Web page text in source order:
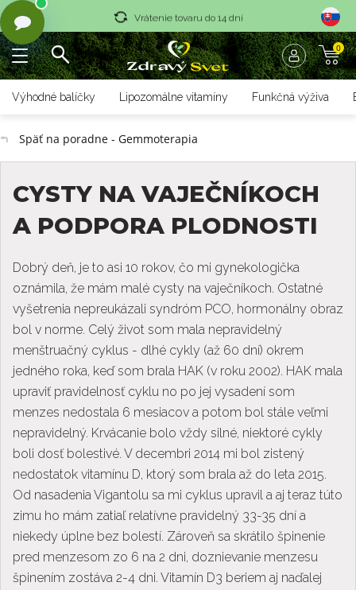
Vrátenie tovaru do 14 dní
Rýchle dodanie <36 hod 0
Výhodné balíčky Lipozomálne vitamíny Funkčná výživa
Späť na poradne - Gemmoterapia
CYSTY NA VAJEČNÍKOCH
A PODPORA PLODNOSTI
Dobrý deň, je to asi 10 rokov, čo mi gynekologička
oznámila, že mám malé cysty na vaječníkoch. Ostatné
vyšetrenia nepreukázali syndróm PCO, hormonálny obraz
bol v norme. Celý život som mala nepravidelný
menštruačný cyklus - dlhé cykly (až 60 dní) okrem
jedného roka, keď som brala HAK (v roku 2002). HAK mala
upraviť pravidelnosť cyklu no po jej vysadení som
menzes nedostala 6 mesiacov a potom bol stále veľmi
nepravidelný. Krvácanie bolo vždy silné, niektoré cykly
boli dosť bolestivé. V decembri 2014 mi bol zistený
nedostatok vitamínu D, ktorý som brala až do leta 2015.
Od nasadenia Vigantolu sa mi cyklus upravil a aj teraz túto
zimu ho mám zatiaľ relatívne pravidelný 33-35 dní a
niekedy úplne bez bolestí. Zároveň sa skrátilo špinenie
pred menzesom zo 6 na 2 dni, doznievanie menzesu
špinením zostáva 2-4 dni. Vitamín D3 beriem aj naďalej